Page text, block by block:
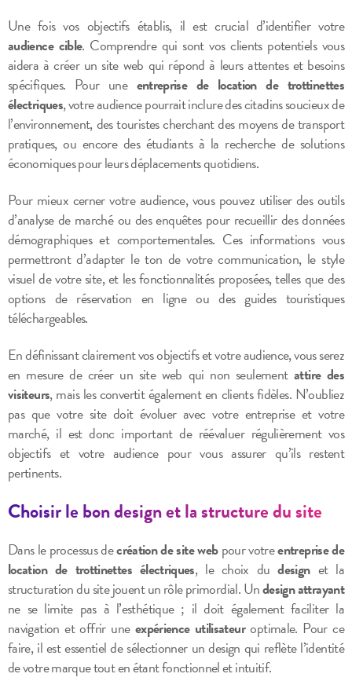
Une fois vos objectifs établis, il est crucial d’identifier votre
audience cible. Comprendre qui sont vos clients potentiels vous
aidera à créer un site web qui répond à leurs attentes et besoins
spécifiques. Pour une entreprise de location de trottinettes
électriques, votre audience pourrait inclure des citadins soucieux de
l’environnement, des touristes cherchant des moyens de transport
pratiques, ou encore des étudiants à la recherche de solutions
économiques pour leurs déplacements quotidiens.
Pour mieux cerner votre audience, vous pouvez utiliser des outils
d’analyse de marché ou des enquêtes pour recueillir des données
démographiques et comportementales. Ces informations vous
permettront d’adapter le ton de votre communication, le style
visuel de votre site, et les fonctionnalités proposées, telles que des
options de réservation en ligne ou des guides touristiques
téléchargeables.
En définissant clairement vos objectifs et votre audience, vous serez
en mesure de créer un site web qui non seulementattire des
visiteurs, mais les convertit également en clients fidèles. N’oubliez
pas que votre site doit évoluer avec votre entreprise et votre
marché, il est donc important de réévaluer régulièrement vos
objectifs et votre audience pour vous assurer qu’ils restent
pertinents.
Choisir le bon design et la structure du site
Dans le processus decréation de site webpour votreentreprise de
location de trottinettes électriques, le choix dudesignet la
structuration du site jouent un rôle primordial. Undesign attrayant
ne se limite pas à l’esthétique ; il doit également faciliter la
navigation et offrir une expérience utilisateuroptimale. Pour ce
faire, il est essentiel de sélectionner un design qui reflète l’identité
de votre marque tout en étant fonctionnel et intuitif.